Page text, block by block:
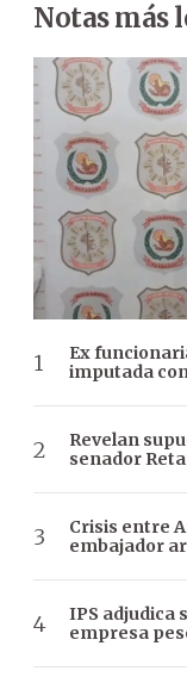
Notas más
Ex
imputada
Revelan
senador
Crisis entre
embajador
IPS adjudica
empresa